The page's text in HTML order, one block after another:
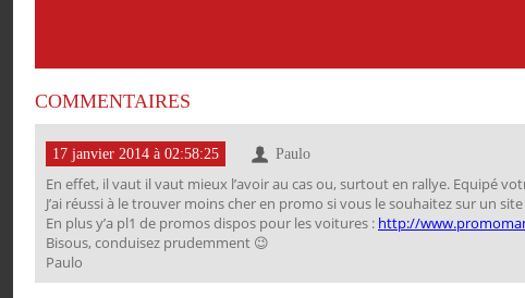
COMMENTAIRES
17 janvier 2014 à 02:58:25 Paulo
En effet, il vaut il vaut mieux l’avoir au cas ou, surtout en rallye. Equipé
J’ai réussi à le trouver moins cher en promo si vous le souhaitez sur un site
En plus y’a pl1 de promos dispos pour les voitures : http://
Bisous, conduisez prudemment 😉
Paulo